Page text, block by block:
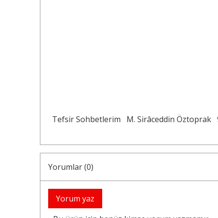
Tefsir Sohbetlerim M. Sirâceddin Öztoprak
Yorumlar (0)
Yorum yaz